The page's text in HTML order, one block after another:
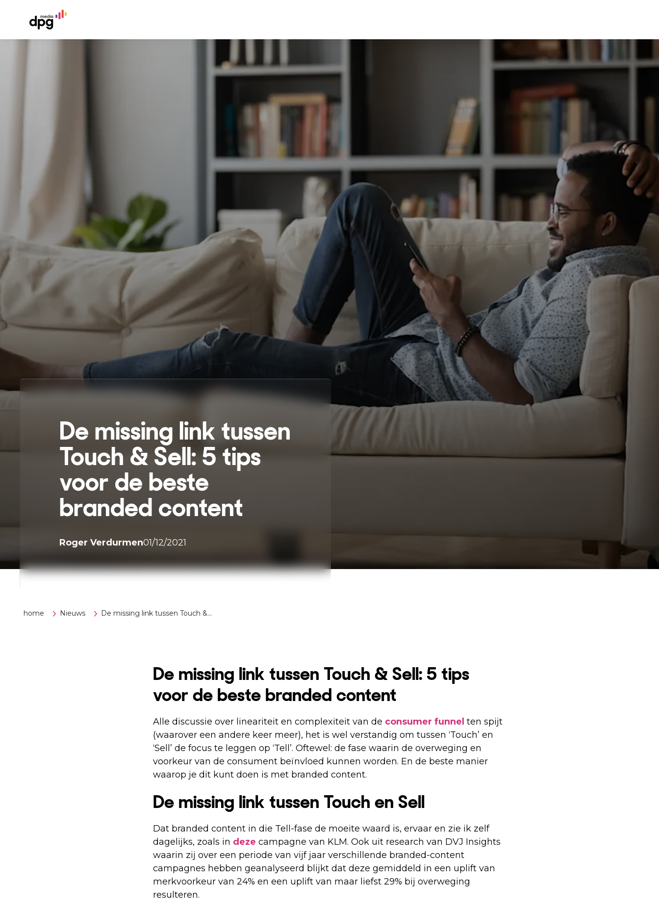
De missing link tussen
Touch & Sell: 5 tips
voor de beste
branded content
Roger Verdurmen01/12/2021
home Nieuws De missing link tussen Touch &...
De missing link tussen Touch & Sell: 5 tips
voor de beste branded content
Alle discussie over lineariteit en complexiteit van de consumer funnel ten spijt
(waarover een andere keer meer), het is wel verstandig om tussen ‘Touch’ en
‘Sell’ de focus te leggen op ‘Tell’. Oftewel: de fase waarin de overweging en
voorkeur van de consument beïnvloed kunnen worden. En de beste manier
waarop je dit kunt doen is met branded content.
De missing link tussen Touch en Sell
Dat branded content in die Tell-fase de moeite waard is, ervaar en zie ik zelf
dagelijks, zoals in deze campagne van KLM. Ook uit research van DVJ Insights
waarin zij over een periode van vijf jaar verschillende branded-content
campagnes hebben geanalyseerd blijkt dat deze gemiddeld in een uplift van
merkvoorkeur van 24% en een uplift van maar liefst 29% bij overweging
resulteren.